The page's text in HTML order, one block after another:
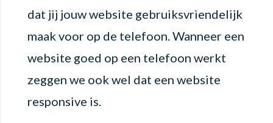
dat jij jouw website gebruiksvriendelijk
maak voor op de telefoon. Wanneer een
website goed op een telefoon werkt
zeggen we ook wel dat een website
responsive is.